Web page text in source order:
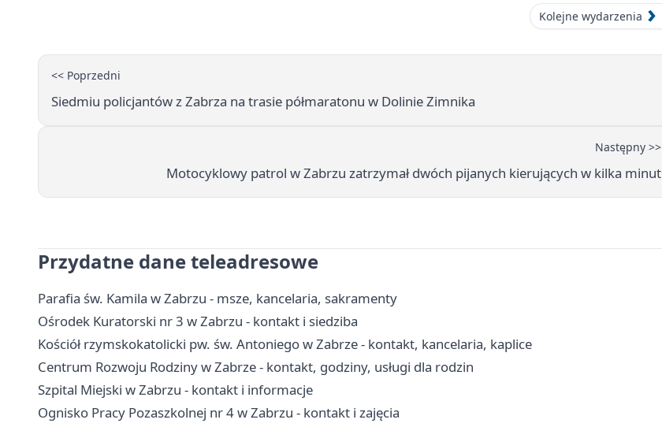
Kolejne wydarzenia
<< Poprzedni
Siedmiu policjantów z Zabrza na trasie półmaratonu w Dolinie Zimnika
Następny >>
Motocyklowy patrol w Zabrzu zatrzymał dwóch pijanych kierujących w kilka minut
Przydatne dane teleadresowe
Parafia św. Kamila w Zabrzu - msze, kancelaria, sakramenty
Ośrodek Kuratorski nr 3 w Zabrzu - kontakt i siedziba
Kościół rzymskokatolicki pw. św. Antoniego w Zabrze - kontakt, kancelaria, kaplice
Centrum Rozwoju Rodziny w Zabrze - kontakt, godziny, usługi dla rodzin
Szpital Miejski w Zabrzu - kontakt i informacje
Ognisko Pracy Pozaszkolnej nr 4 w Zabrzu - kontakt i zajęcia